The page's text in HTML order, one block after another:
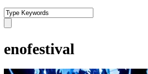
enofestival